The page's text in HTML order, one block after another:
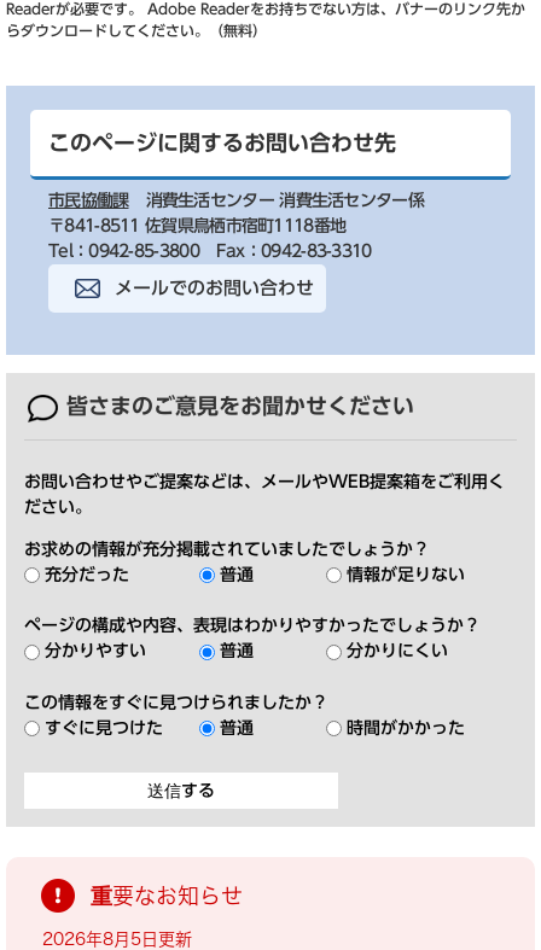
Readerが必要です。
Adobe Readerをお持ちでない方は、バナーのリンク先か
らダウンロードしてください。（無料）
このページに関するお問い合わせ先
市民協働課
消費生活センター 消費生活センター係
〒841-8511 佐賀県鳥栖市宿町1118番地
Tel：0942-85-3800
Fax：0942-83-3310
メールでのお問い合わせ
皆さまのご意見をお聞かせください
お問い合わせやご提案などは、メールやWEB提案箱をご利用く
ださい。
お求めの情報が充分掲載されていましたでしょうか？
充分だった
普通 情報が足りない
ページの構成や内容、表現はわかりやすかったでしょうか？
分かりやすい
普通 分かりにくい
この情報をすぐに見つけられましたか？
すぐに見つけた
普通 時間がかかった
重要なお知らせ
2026年8月5日更新